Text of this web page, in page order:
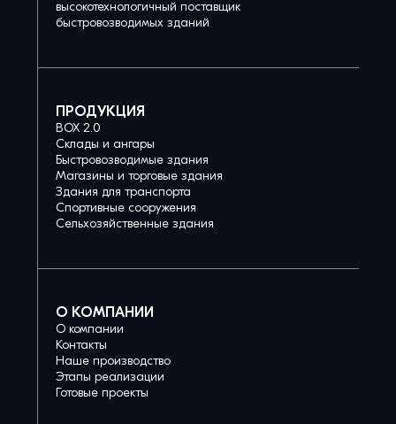
высокотехнологичный поставщик
быстровозводимых зданий
ПРОДУКЦИЯ
BOX 2.0
Склады и ангары
Быстровозводимые здания
Магазины и торговые здания
Здания для транспорта
Спортивные сооружения
Сельхозяйственные здания
О КОМПАНИИ
О компании
Контакты
Наше производство
Этапы реализации
Готовые проекты